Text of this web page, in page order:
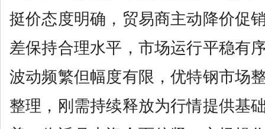
挺价态度明确，贸易商主动降价促
差保持合理水平，市场运行平稳有
波动频繁但幅度有限，优特钢市场
整理，刚需持续释放为行情提供基